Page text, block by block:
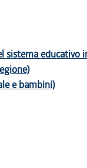
sistema educativo
e bambini)